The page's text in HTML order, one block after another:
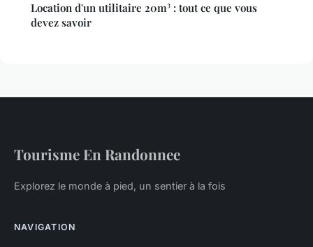
Location d'un utilitaire 20m³ : tout ce que vous
devez savoir
Tourisme En Randonnee
Explorez le monde à pied, un sentier à la fois
NAVIGATION